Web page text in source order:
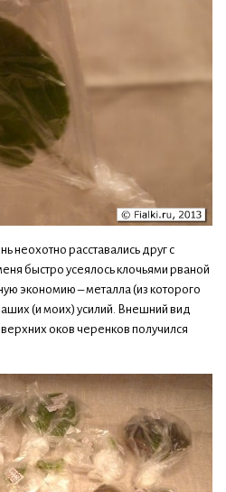
неохотно расставались друг с
быстро усеялось клочьями рваной
экономию – металла (из которого
(и моих) усилий. Внешний вид
оков черенков получился